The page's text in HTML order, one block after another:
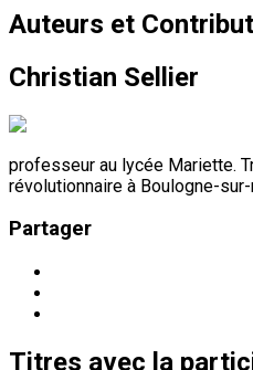
Auteurs et
Christian Sellier
professeur au lycée Mariette.
révolutionnaire à Boulogne-sur-
Partager
Titres avec la